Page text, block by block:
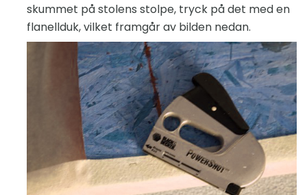
skummet på stolens stolpe, tryck på det med en
flanellduk, vilket framgår av bilden nedan.